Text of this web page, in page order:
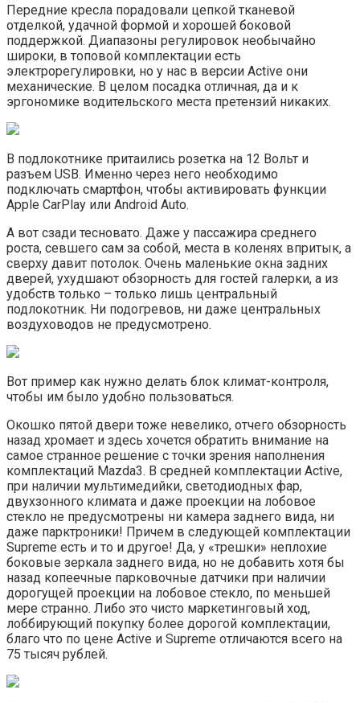
Передние кресла порадовали цепкой тканевой
отделкой, удачной формой и хорошей боковой
поддержкой. Диапазоны регулировок необычайно
широки, в топовой комплектации есть
электрорегулировки, но у нас в версии Active они
механические. В целом посадка отличная, да и к
эргономике водительского места претензий никаких.
В подлокотнике притаились розетка на 12 Вольт и
разъем USB. Именно через него необходимо
подключать смартфон, чтобы активировать функции
Apple CarPlay или Android Auto.
А вот сзади тесновато. Даже у пассажира среднего
роста, севшего сам за собой, места в коленях впритык, а
сверху давит потолок. Очень маленькие окна задних
дверей, ухудшают обзорность для гостей галерки, а из
удобств только – только лишь центральный
подлокотник. Ни подогревов, ни даже центральных
воздуховодов не предусмотрено.
Вот пример как нужно делать блок климат-контроля,
чтобы им было удобно пользоваться.
Окошко пятой двери тоже невелико, отчего обзорность
назад хромает и здесь хочется обратить внимание на
самое странное решение с точки зрения наполнения
комплектаций Mazda3. В средней комплектации Active,
при наличии мультимедийки, светодиодных фар,
двухзонного климата и даже проекции на лобовое
стекло не предусмотрены ни камера заднего вида, ни
даже парктроники! Причем в следующей комплектации
Supreme есть и то и другое! Да, у «трешки» неплохие
боковые зеркала заднего вида, но не добавить хотя бы
назад копеечные парковочные датчики при наличии
дорогущей проекции на лобовое стекло, по меньшей
мере странно. Либо это чисто маркетинговый ход,
лоббирующий покупку более дорогой комплектации,
благо что по цене Active и Supreme отличаются всего на
75 тысяч рублей.